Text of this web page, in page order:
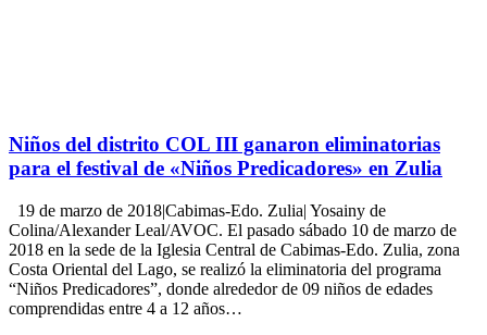
Niños del distrito COL III ganaron eliminatorias
para el festival de «Niños Predicadores» en Zulia
19 de marzo de 2018|Cabimas-Edo. Zulia| Yosainy de
Colina/Alexander Leal/AVOC. El pasado sábado 10 de marzo de
2018 en la sede de la Iglesia Central de Cabimas-Edo. Zulia, zona
Costa Oriental del Lago, se realizó la eliminatoria del programa
“Niños Predicadores”, donde alrededor de 09 niños de edades
comprendidas entre 4 a 12 años…